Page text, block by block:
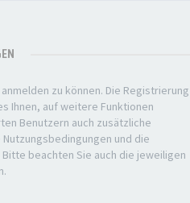
zu können. Die Registrierung
Ihnen, auf weitere Funktionen
Benutzern auch zusätzliche
und die
beachten Sie auch die jeweiligen